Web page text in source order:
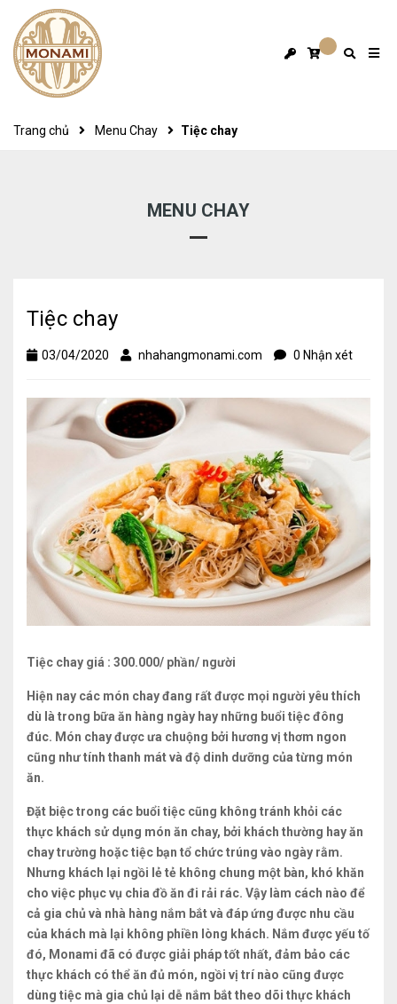
Trang chủ Menu Chay ​​​​​​​Tiệc chay
MENU CHAY
​​​​​​​Tiệc chay
03/04/2020 nhahangmonami.com 0 Nhận xét
Tiệc chay giá : 300.000/ phần/ người
Hiện nay các món chay đang rất được mọi người yêu thích
dù là trong bữa ăn hàng ngày hay những buổi tiệc đông
đúc. Món chay được ưa chuộng bởi hương vị thơm ngon
cũng như tính thanh mát và độ dinh dưỡng của từng món
ăn.
Đặt biệc trong các buổi tiệc cũng không tránh khỏi các
thực khách sử dụng món ăn chay, bởi khách thường hay ăn
chay trường hoặc tiệc bạn tổ chức trúng vào ngày rằm.
Nhưng khách lại ngồi lẻ tẻ không chung một bàn, khó khăn
cho việc phục vụ chia đồ ăn đi rải rác. Vậy làm cách nào để
cả gia chủ và nhà hàng nắm bắt và đáp ứng được nhu cầu
của khách mà lại không phiền lòng khách. Nắm được yếu tố
đó, Monami đã có được giải pháp tốt nhất, đảm bảo các
thực khách có thể ăn đủ món, ngồi vị trí nào cũng được
dùng tiệc mà gia chủ lại dễ nắm bắt theo dõi thực khách